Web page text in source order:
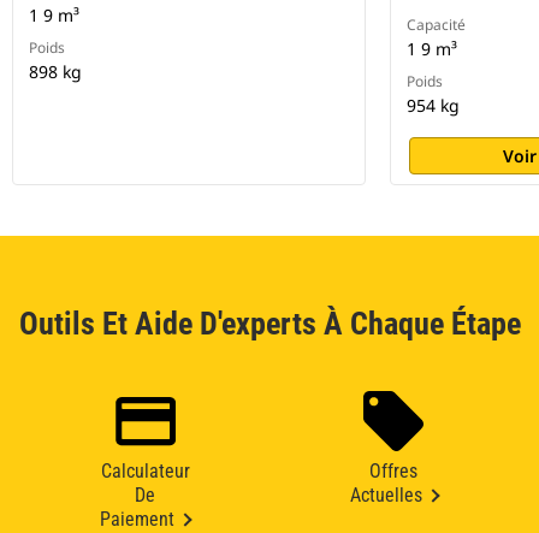
1 9 m³
Poids
898 kg
Capacité
1 9 m³
Poids
954 kg
Outils Et Aide D'experts À Chaque Étape
Calculateur
De
Paiement
Offres
Actuelles